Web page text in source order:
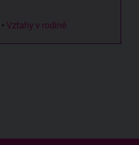
• Vztahy v rodině